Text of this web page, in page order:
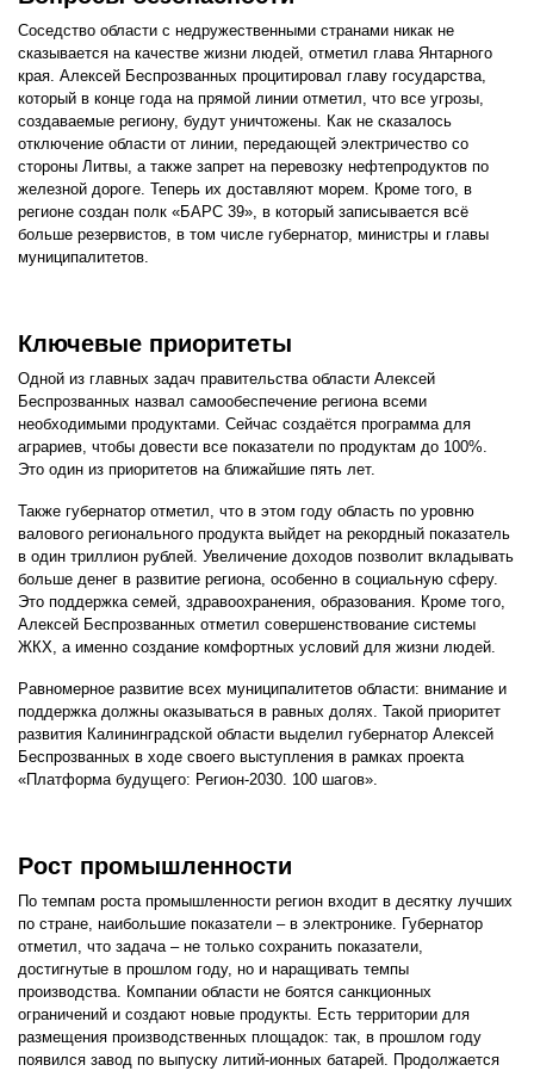
Соседство области с недружественными странами никак не
сказывается на качестве жизни людей, отметил глава Янтарного
края. Алексей Беспрозванных процитировал главу государства,
который в конце года на прямой линии отметил, что все угрозы,
создаваемые региону, будут уничтожены. Как не сказалось
отключение области от линии, передающей электричество со
стороны Литвы, а также запрет на перевозку нефтепродуктов по
железной дороге. Теперь их доставляют морем. Кроме того, в
регионе создан полк «БАРС 39», в который записывается всё
больше резервистов, в том числе губернатор, министры и главы
муниципалитетов.
Ключевые приоритеты
Одной из главных задач правительства области Алексей
Беспрозванных назвал самообеспечение региона всеми
необходимыми продуктами. Сейчас создаётся программа для
аграриев, чтобы довести все показатели по продуктам до 100%.
Это один из приоритетов на ближайшие пять лет.
Также губернатор отметил, что в этом году область по уровню
валового регионального продукта выйдет на рекордный показатель
в один триллион рублей. Увеличение доходов позволит вкладывать
больше денег в развитие региона, особенно в социальную сферу.
Это поддержка семей, здравоохранения, образования. Кроме того,
Алексей Беспрозванных отметил совершенствование системы
ЖКХ, а именно создание комфортных условий для жизни людей.
Равномерное развитие всех муниципалитетов области: внимание и
поддержка должны оказываться в равных долях. Такой приоритет
развития Калининградской области выделил губернатор Алексей
Беспрозванных в ходе своего выступления в рамках проекта
«Платформа будущего: Регион-2030. 100 шагов».
Рост промышленности
По темпам роста промышленности регион входит в десятку лучших
по стране, наибольшие показатели – в электронике. Губернатор
отметил, что задача – не только сохранить показатели,
достигнутые в прошлом году, но и наращивать темпы
производства. Компании области не боятся санкционных
ограничений и создают новые продукты. Есть территории для
размещения производственных площадок: так, в прошлом году
появился завод по выпуску литий-ионных батарей. Продолжается